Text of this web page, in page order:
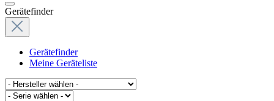
Gerätefinder
Gerätefinder
Meine Geräteliste